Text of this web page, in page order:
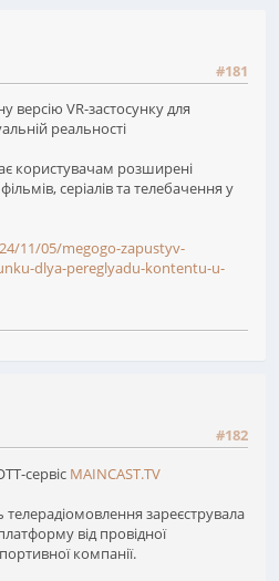
#181
версію VR-застосунку для
реальності
користувачам розширені
серіалів та телебачення у
11/05/megogo-zapustyv-
dlya-pereglyadu-kontentu-u-
#182
сервіс MAINCAST.TV
зареєструвала
від провідної
компанії.